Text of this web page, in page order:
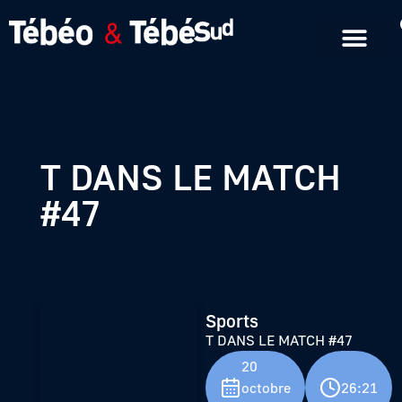
T DANS LE MATCH
#47
Sports
T DANS LE MATCH #47
20
octobre
26:21